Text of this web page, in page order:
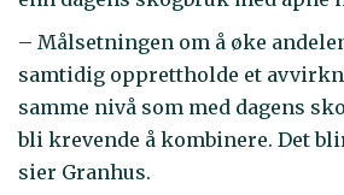
– Målsetningen om å øke
samtidig opprettholde et
samme nivå som med dagens
bli krevende å kombinere. Det
sier Granhus.